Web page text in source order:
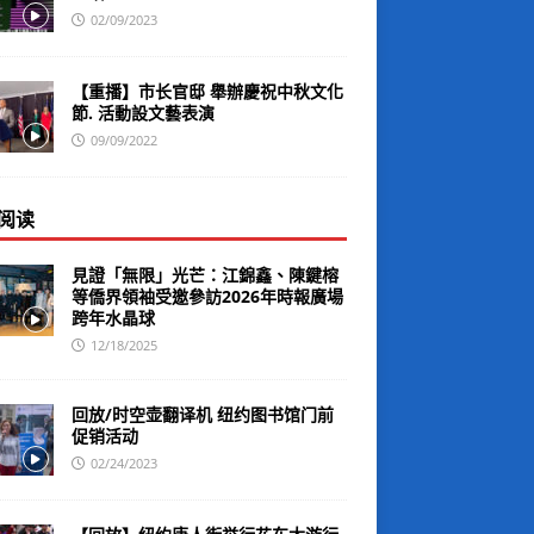
02/09/2023
【重播】市长官邸 舉辦慶祝中秋文化
節. 活動設文藝表演
09/09/2022
读
見證「無限」光芒：江錦鑫、陳鍵榕
等僑界領袖受邀參訪2026年時報廣場
跨年水晶球
12/18/2025
回放/时空壶翻译机 纽约图书馆门前
促销活动
02/24/2023